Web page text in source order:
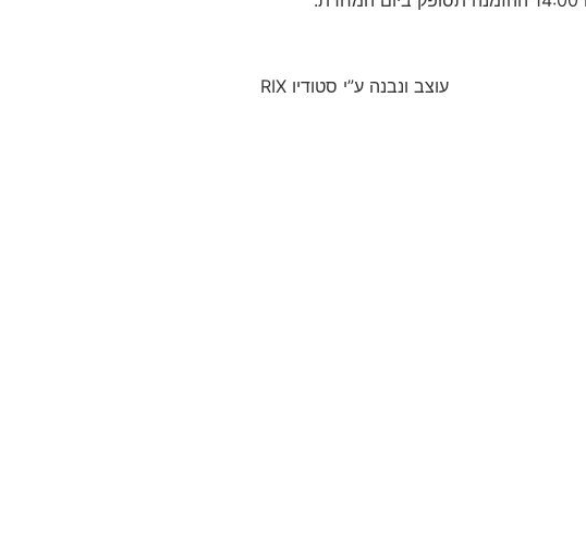
עוצב ונבנה ע”י סטודיו RIX